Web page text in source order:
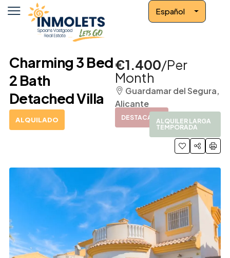
Español
Charming 3 Bed
2 Bath
Detached Villa
ALQUILADO
€1.400/Per
Month
Guardamar del Segura,
Alicante
DESTACADOALQUILER LARGA
TEMPORADA